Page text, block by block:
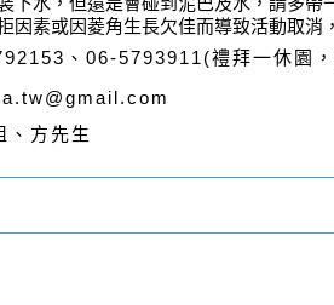
素或因菱角生長欠佳而導致活動取消
、06-5793911(禮拜一休園
、方先生